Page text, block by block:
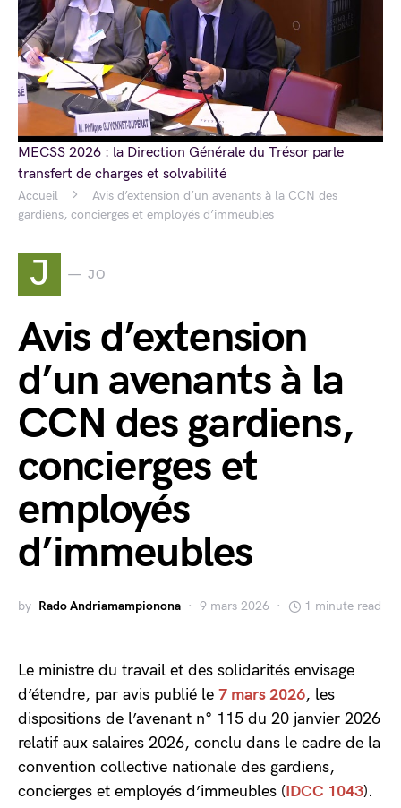
Accueil
Avis d’extension d’un avenants à la CCN des
gardiens, concierges et employés d’immeubles
J JO
Avis d’extension
d’un avenants à la
CCN des gardiens,
concierges et
employés
d’immeubles
by Rado Andriamampionona 9 mars 2026 1 minute read
Le ministre du travail et des solidarités envisage
d’étendre, par avis publié le 7 mars 2026, les
dispositions de l’avenant n° 115 du 20 janvier 2026
relatif aux salaires 2026, conclu dans le cadre de la
convention collective nationale des gardiens,
concierges et employés d’immeubles (IDCC 1043).
MECSS 2026 : la Direction Générale du Trésor parle
transfert de charges et solvabilité